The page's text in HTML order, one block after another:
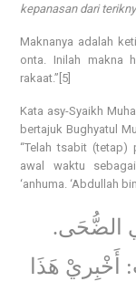
kepanasan dari
Maknanya adalah
onta. Inilah makna
rakaat.”[5]
Kata asy-Syaikh
bertajuk Bughyatul
“Telah tsabit (tetap)
awal waktu
‘anhuma. ‘Abdullah
الضُّحَى.
أَخْبِريْ هَذَا